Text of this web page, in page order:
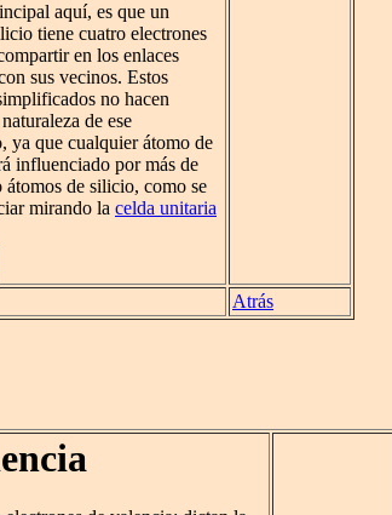
aquí, es que un
tiene cuatro electrones
en los enlaces
sus vecinos. Estos
no hacen
de ese
ya que cualquier átomo de
influenciado por más de
átomos de silicio, como se
mirando la celda unitaria
Atrás